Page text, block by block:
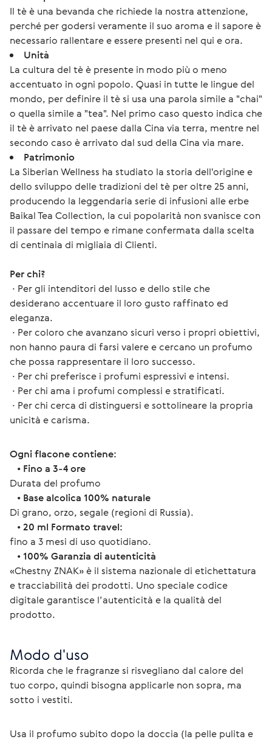
Il tè è una bevanda che richiede la nostra attenzione,
perché per godersi veramente il suo aroma e il sapore è
necessario rallentare e essere presenti nel qui e ora.
Unità
La cultura del tè è presente in modo più o meno
accentuato in ogni popolo. Quasi in tutte le lingue del
mondo, per definire il tè si usa una parola simile a "chai"
o quella simile a "tea". Nel primo caso questo indica che
il tè è arrivato nel paese dalla Cina via terra, mentre nel
secondo caso è arrivato dal sud della Cina via mare.
Patrimonio
La Siberian Wellness ha studiato la storia dell'origine e
dello sviluppo delle tradizioni del tè per oltre 25 anni,
producendo la leggendaria serie di infusioni alle erbe
Baikal Tea Collection, la cui popolarità non svanisce con
il passare del tempo e rimane confermata dalla scelta
di centinaia di migliaia di Clienti.
Per chi?
∙ Per gli intenditori del lusso e dello stile che
desiderano accentuare il loro gusto raffinato ed
eleganza.
∙ Per coloro che avanzano sicuri verso i propri obiettivi,
non hanno paura di farsi valere e cercano un profumo
che possa rappresentare il loro successo.
∙ Per chi preferisce i profumi espressivi e intensi.
∙ Per chi ama i profumi complessi e stratificati.
∙ Per chi cerca di distinguersi e sottolineare la propria
unicità e carisma.
Ogni flacone contiene:
• Fino a 3-4 ore
Durata del profumo
• Base alcolica 100% naturale
Di grano, orzo, segale (regioni di Russia).
• 20 ml Formato travel:
fino a 3 mesi di uso quotidiano.
• 100% Garanzia di autenticità
«Chestny ZNAK» è il sistema nazionale di etichettatura
e tracciabilità dei prodotti. Uno speciale codice
digitale garantisce l’autenticità e la qualità del
prodotto.
Modo d'uso
Ricorda che le fragranze si risvegliano dal calore del
tuo corpo, quindi bisogna applicarle non sopra, ma
sotto i vestiti.
Usa il profumo subito dopo la doccia (la pelle pulita e